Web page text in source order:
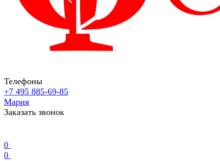
Телефоны
+7 495 885-69-85
Мария
Заказать звонок
0
0